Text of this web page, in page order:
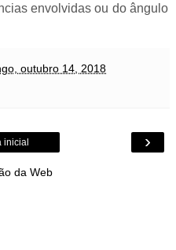
envolvidas ou do ângulo
outubro 14, 2018
›
inicial
da Web